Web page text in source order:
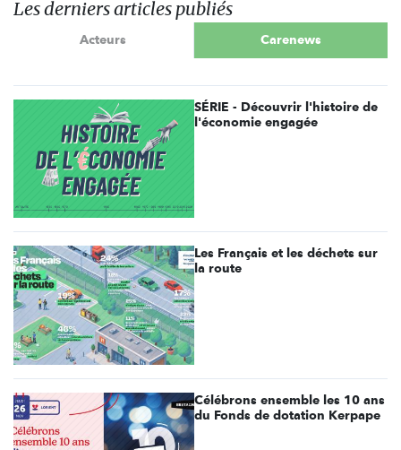
Les derniers articles publiés
Acteurs Carenews
SÉRIE - Découvrir l'histoire de
l'économie engagée
Les Français et les déchets sur
la route
Célébrons ensemble les 10 ans
du Fonds de dotation Kerpape